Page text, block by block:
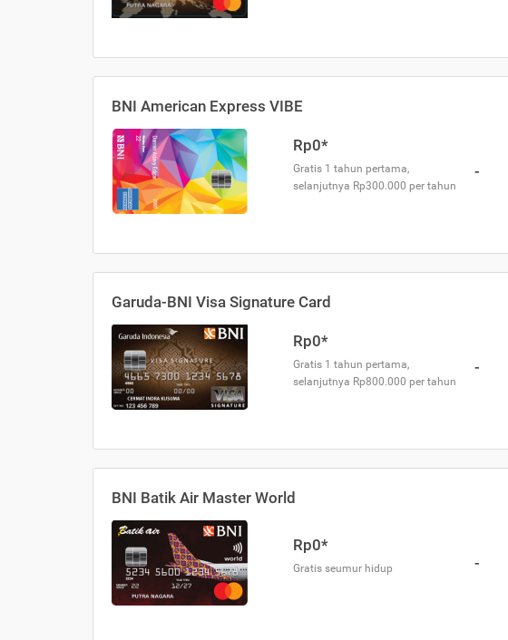
BNI American Express VIBE
Rp0*
Gratis 1 tahun pertama,
selanjutnya Rp300.000 per tahun
-
Garuda-BNI Visa Signature Card
Rp0*
Gratis 1 tahun pertama,
selanjutnya Rp800.000 per tahun
-
BNI Batik Air Master World
Rp0*
Gratis seumur hidup -